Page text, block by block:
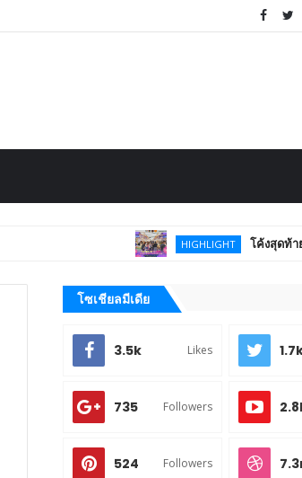
HIGHLIGHT โค้งสุดท้าย!
โซเชียลมีเดีย
3.5k Likes
735 Followers
524 Followers